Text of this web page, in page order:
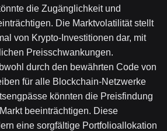
die Zugänglichkeit und
Die Marktvolatilität stellt
von Krypto-Investitionen dar, mit
Preisschwankungen.
durch den bewährten Code von
für alle Blockchain-Netzwerke
könnten die Preisfindung
beeinträchtigen. Diese
eine sorgfältige Portfolioallokation